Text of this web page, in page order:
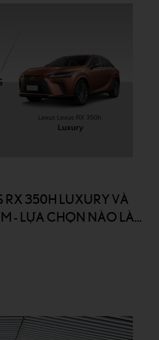
RX 350H LUXURY VÀ
- LỰA CHỌN NÀO LÀ